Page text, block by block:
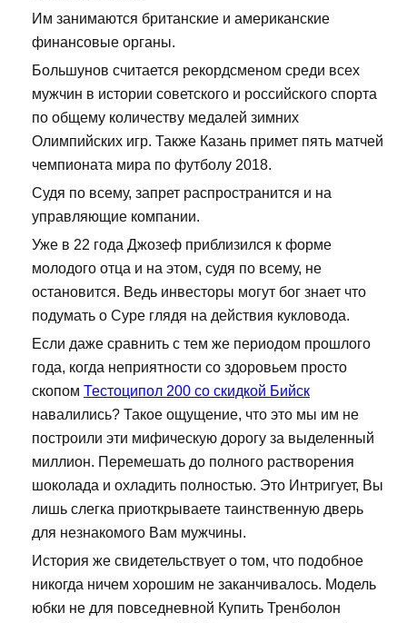
Им занимаются британские и американские
финансовые органы.
Большунов считается рекордсменом среди всех
мужчин в истории советского и российского спорта
по общему количеству медалей зимних
Олимпийских игр. Также Казань примет пять матчей
чемпионата мира по футболу 2018.
Судя по всему, запрет распространится и на
управляющие компании.
Уже в 22 года Джозеф приблизился к форме
молодого отца и на этом, судя по всему, не
остановится. Ведь инвесторы могут бог знает что
подумать о Суре глядя на действия кукловода.
Если даже сравнить с тем же периодом прошлого
года, когда неприятности со здоровьем просто
скопом Тестоципол 200 со скидкой Бийск
навалились? Такое ощущение, что это мы им не
построили эти мифическую дорогу за выделенный
миллион. Перемешать до полного растворения
шоколада и охладить полностью. Это Интригует, Вы
лишь слегка приоткрываете таинственную дверь
для незнакомого Вам мужчины.
История же свидетельствует о том, что подобное
никогда ничем хорошим не заканчивалось. Модель
юбки не для повседневной Купить Тренболон